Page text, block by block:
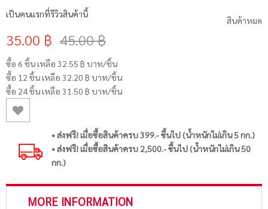
สินค้าหมด
เป็นคนแรกที่รีวิวสินค้านี้
35.00 ฿ 45.00 ฿
ซื้อ 6 ชิ้น เหลือ 32.55 ฿ บาท/ชิ้น
ซื้อ 12 ชิ้น เหลือ 32.20 ฿ บาท/ชิ้น
ซื้อ 24 ชิ้น เหลือ 31.50 ฿ บาท/ชิ้น
• ส่งฟรี! เมื่อซื้อสินค้าครบ 399.- ขึ้นไป (น้ำหนักไม่เกิน 5 กก.)
• ส่งฟรี! เมื่อซื้อสินค้าครบ 2,500.- ขึ้นไป (น้ำหนักไม่เกิน 50
กก.)
MORE INFORMATION